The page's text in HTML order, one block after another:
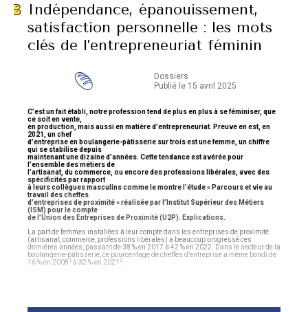
Indépendance, épanouissement,
satisfaction personnelle : les mots
clés de l’entrepreneuriat féminin
Dossiers
Publié le 15 avril 2025
C’est un fait établi, notre profession tend de plus en plus à se féminiser, que
ce soit en vente,
en production, mais aussi en matière d’entrepreneuriat. Preuve en est, en
2021, un chef
d’entreprise en boulangerie-pâtisserie sur trois est une femme, un chiffre
qui se stabilise depuis
maintenant une dizaine d’années. Cette tendance est avérée pour
l’ensemble des métiers de
l’artisanat, du commerce, ou encore des professions libérales, avec des
spécificités par rapport
à leurs collègues masculins comme le montre l’étude « Parcours et vie au
travail des cheffes
d’entreprises de proximité » réalisée par l’Institut Supérieur des Métiers
(ISM) pour le compte
de l’Union des Entreprises de Proximité (U2P). Explications.
La part de femmes installées à leur compte dans les entreprises de proximité
(artisanat, commerce, professions libérales) a beaucoup progressé ces
dernières années, passant de 38 % en 2017 à 42 % en 2022. Dans le secteur de la
boulangerie-pâtisserie, ce pourcentage de cheffes d’entreprise a même bondi de
16 % en 2008 1 à 32 % en 2021 2.